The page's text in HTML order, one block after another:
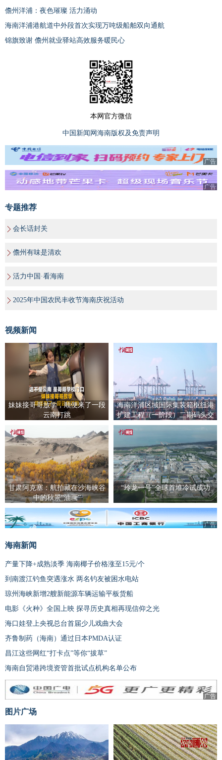
儋州洋浦：夜色璀璨 活力涌动
海南洋浦港航道中外段首次实现万吨级船舶双向通航
锦旗致谢 儋州就业驿站高效服务暖民心
本网官方微信
中国新闻网海南版权及免责声明
广告
广告
专题推荐
会长话封关
儋州有味是清欢
活力中国·看海南
2025年中国农民丰收节海南庆祝活动
视频新闻
妹妹接哥哥放学，顺便来了一段
云南打跳
海南洋浦区域国际集装箱枢纽港
扩建工程（一阶段）二期码头交
工验收
甘肃阿克塞：航拍藏在沙海峡谷
中的秋景“油画”
“玲龙一号”全球首堆冷试成功
广告
海南新闻
产量下降+成熟淡季 海南椰子价格涨至15元/个
到南渡江钓鱼突遇涨水 两名钓友被困水电站
琼州海峡新增2艘新能源车辆运输平板货船
电影《火种》全国上映 探寻历史真相再现信仰之光
海口娃登上央视总台首届少儿戏曲大会
齐鲁制药（海南）通过日本PMDA认证
昌江这些网红“打卡点”等你“拔草”
海南自贸港跨境资管首批试点机构名单公布
广告
图片广场